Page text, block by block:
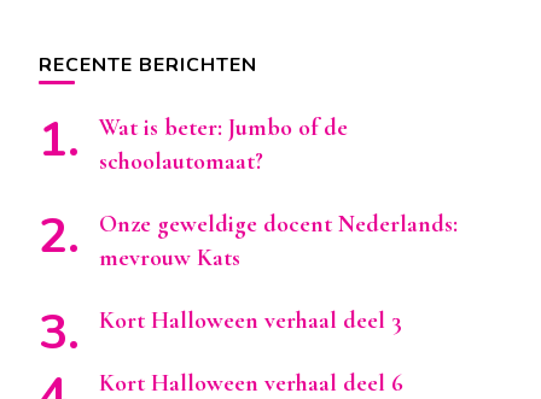
RECENTE BERICHTEN
Wat is beter: Jumbo of de
schoolautomaat?
Onze geweldige docent Nederlands:
mevrouw Kats
Kort Halloween verhaal deel 3
Kort Halloween verhaal deel 6